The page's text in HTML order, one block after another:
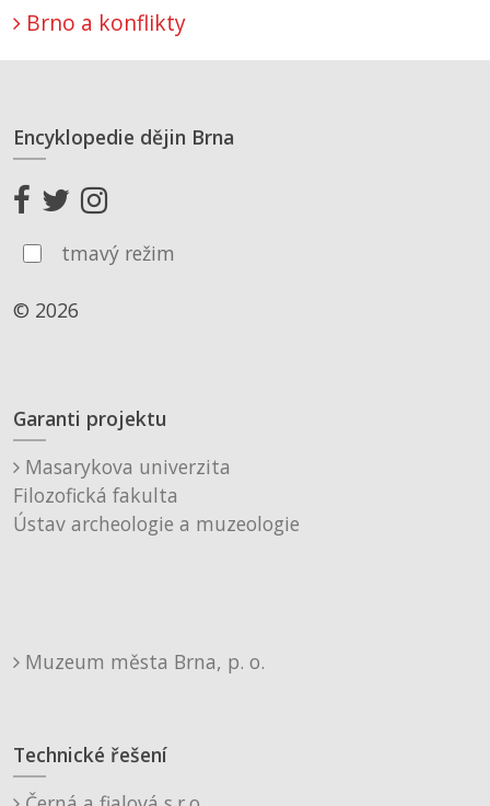
Brno a konflikty
Encyklopedie dějin Brna
tmavý režim
© 2026
Garanti projektu
Masarykova univerzita
Filozofická fakulta
Ústav archeologie a muzeologie
Muzeum města Brna, p. o.
Technické řešení